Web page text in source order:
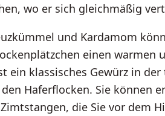
wo er sich gleichmäßig
und Kardamom
einen warmen
ein klassisches Gewürz in
Haferflocken. Sie können
die Sie vor dem